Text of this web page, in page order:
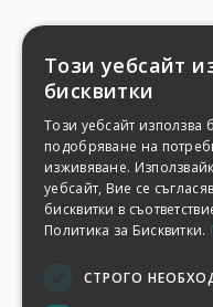
Този уебсайт
бисквитки
Този уебсайт използва
подобряване на
изживяване.
уебсайт, Вие се
бисквитки в
Политика за Бисквитки.
СТРОГО